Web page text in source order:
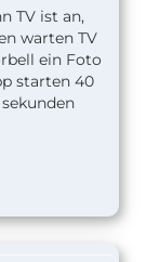
TV ist an,
warten TV
ein Foto
starten 40